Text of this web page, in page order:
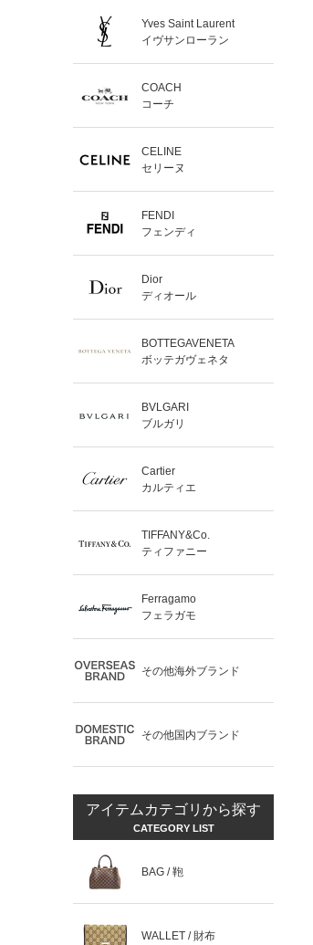
Yves Saint Laurent
イヴサンローラン
COACH
コーチ
CELINE
セリーヌ
FENDI
フェンディ
Dior
ディオール
BOTTEGAVENETA
ボッテガヴェネタ
BVLGARI
ブルガリ
Cartier
カルティエ
TIFFANY&Co.
ティファニー
Ferragamo
フェラガモ
その他海外ブランド
その他国内ブランド
アイテムカテゴリから探す
CATEGORY LIST
BAG / 鞄
WALLET / 財布